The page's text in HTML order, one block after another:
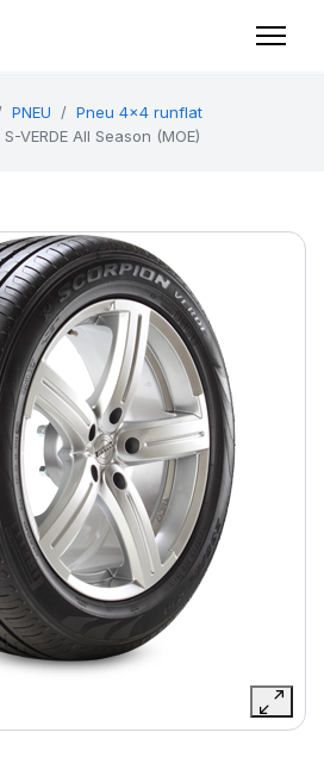
PNEU
Pneu 4x4 runflat
VERDE All Season (MOE)